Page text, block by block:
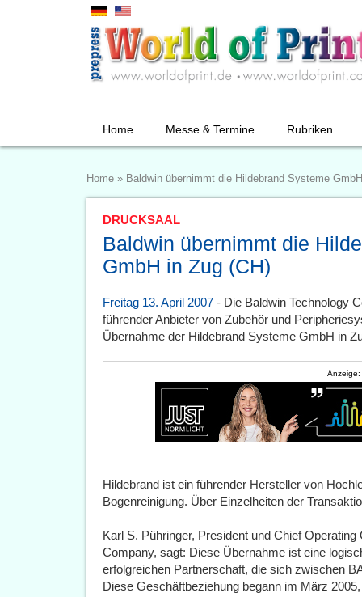
Home Messe & Termine Rubriken
Home » Baldwin übernimmt die Hildebrand Systeme
DRUCKSAAL
Baldwin übernimmt die
GmbH in Zug (CH)
Freitag 13. April 2007 - Die Baldwin Technology
führender Anbieter von Zubehör und
Übernahme der Hildebrand Systeme GmbH in
Anzeige:
Hildebrand ist ein führender Hersteller von
Bogenreinigung. Über Einzelheiten der
Karl S. Pühringer, President und Chief
Company, sagt: Diese Übernahme ist eine
erfolgreichen Partnerschaft, die sich zwischen
Diese Geschäftbeziehung begann im März